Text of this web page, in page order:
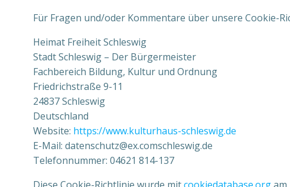
Für Fragen und/oder Kommentare über unsere Cookie-
Heimat Freiheit Schleswig
Stadt Schleswig – Der Bürgermeister
Fachbereich Bildung, Kultur und Ordnung
Friedrichstraße 9-11
24837 Schleswig
Deutschland
Website: https://www.kulturhaus-schleswig.de
E-Mail: datenschutz@ex.comschleswig.de
Telefonnummer: 04621 814-137